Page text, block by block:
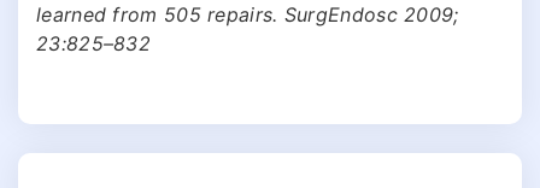
learned from 505 repairs. SurgEndosc 2009;
23:825–832